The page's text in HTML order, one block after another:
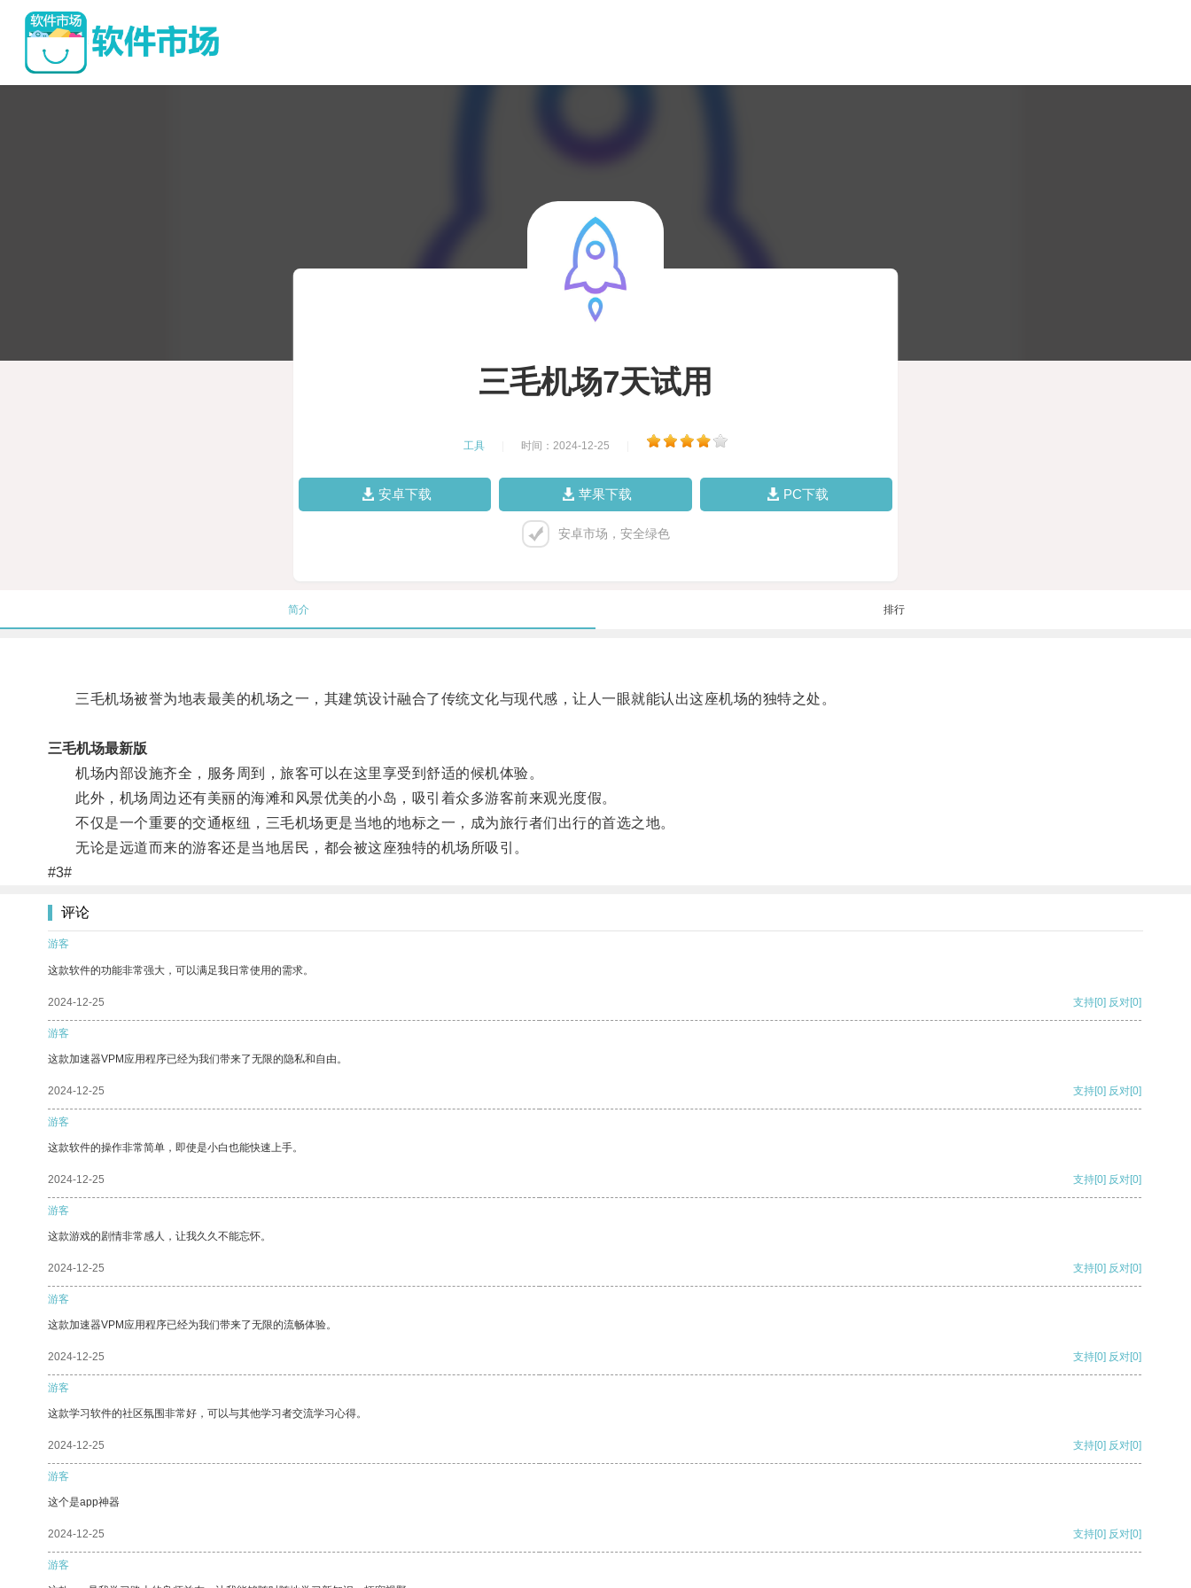
三毛机场7天试用
工具 时间：2024-12-25
安卓下载 苹果下载 PC下载
安卓市场，安全绿色
简介 排行
三毛机场被誉为地表最美的机场之一，其建筑设计融合了传统文化与现代感，让人一眼就能认出这座机场的独特之处。
三毛机场最新版
机场内部设施齐全，服务周到，旅客可以在这里享受到舒适的候机体验。
此外，机场周边还有美丽的海滩和风景优美的小岛，吸引着众多游客前来观光度假。
不仅是一个重要的交通枢纽，三毛机场更是当地的地标之一，成为旅行者们出行的首选之地。
无论是远道而来的游客还是当地居民，都会被这座独特的机场所吸引。
#3#
评论
游客
这款软件的功能非常强大，可以满足我日常使用的需求。
2024-12-25 支持[0] 反对[0]
游客
这款加速器VPM应用程序已经为我们带来了无限的隐私和自由。
2024-12-25 支持[0] 反对[0]
游客
这款软件的操作非常简单，即使是小白也能快速上手。
2024-12-25 支持[0] 反对[0]
游客
这款游戏的剧情非常感人，让我久久不能忘怀。
2024-12-25 支持[0] 反对[0]
游客
这款加速器VPM应用程序已经为我们带来了无限的流畅体验。
2024-12-25 支持[0] 反对[0]
游客
这款学习软件的社区氛围非常好，可以与其他学习者交流学习心得。
2024-12-25 支持[0] 反对[0]
游客
这个是app神器
2024-12-25 支持[0] 反对[0]
游客